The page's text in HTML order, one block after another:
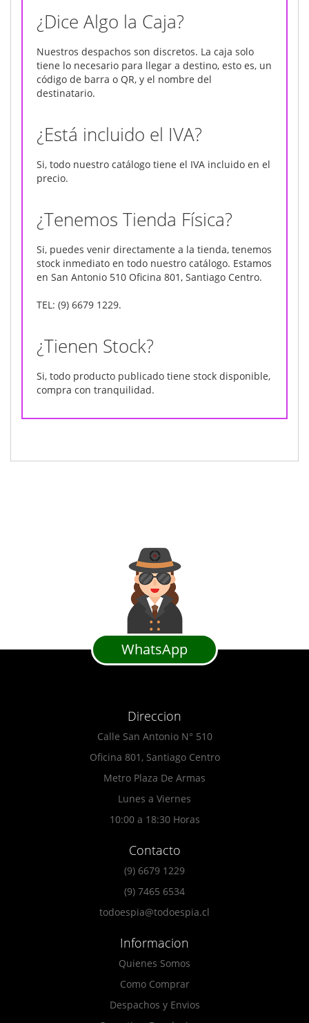
¿Dice Algo la Caja?
Nuestros despachos son discretos. La caja solo
tiene lo necesario para llegar a destino, esto es, un
código de barra o QR, y el nombre del
destinatario.
¿Está incluido el IVA?
Si, todo nuestro catálogo tiene el IVA incluido en el
precio.
¿Tenemos Tienda Física?
Si, puedes venir directamente a la tienda, tenemos
stock inmediato en todo nuestro catálogo. Estamos
en San Antonio 510 Oficina 801, Santiago Centro.
TEL: (9) 6679 1229.
¿Tienen Stock?
Si, todo producto publicado tiene stock disponible,
compra con tranquilidad.
WhatsApp
Direccion
Calle San Antonio N° 510
Oficina 801, Santiago Centro
Metro Plaza De Armas
Lunes a Viernes
10:00 a 18:30 Horas
Contacto
(9) 6679 1229
(9) 7465 6534
todoespia@todoespia.cl
Informacion
Quienes Somos
Como Comprar
Despachos y Envios